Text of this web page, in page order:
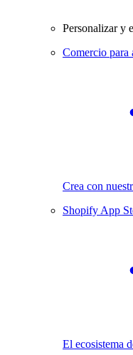
Personalizar y
Comercio para
Crea con
Shopify App
El ecosistema